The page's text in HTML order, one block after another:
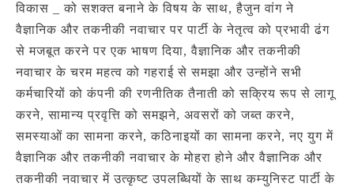
विकास _ को सशक्त बनाने के विषय के साथ, हैजुन वांग ने
वैज्ञानिक और तकनीकी नवाचार पर पार्टी के नेतृत्व को प्रभावी ढंग
से मजबूत करने पर एक भाषण दिया, वैज्ञानिक और तकनीकी
नवाचार के चरम महत्व को गहराई से समझा और उन्होंने सभी
कर्मचारियों को कंपनी की रणनीतिक तैनाती को सक्रिय रूप से लागू
करने, सामान्य प्रवृत्ति को समझने, अवसरों को जब्त करने,
समस्याओं का सामना करने, कठिनाइयों का सामना करने, नए युग में
वैज्ञानिक और तकनीकी नवाचार के मोहरा होने और वैज्ञानिक और
तकनीकी नवाचार में उत्कृष्ट उपलब्धियों के साथ कम्युनिस्ट पार्टी के